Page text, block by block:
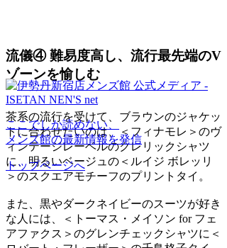
流儀④ 難易度高し、流行最先端のV
ゾーンを愉しむ
茶系の流行を受けて、ブラウンのジャケッ
トに合わせたいのは、＜フィナモレ＞のヴ
ィンテージレーベルのクレリックシャツ
に、明るいベージュの＜ルイジ ボレッリ
＞のスクエアモチーフのプリントタイ。
また、黒やダークネイビーのスーツが好き
な人には、＜トーマス・メイソン for フェ
アファクス＞のグレンチェックシャツに＜
ここでしか読めない、
メンズ館の最新情報を発信
トップページへ